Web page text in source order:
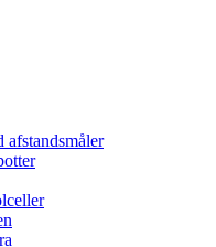
afstandsmåler